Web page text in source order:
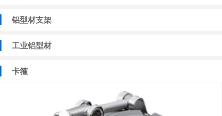
铝型材支架
工业铝型材
卡箍